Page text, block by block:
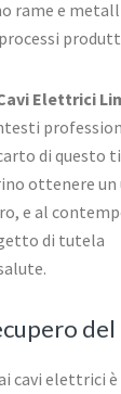
rame e
Elettrici
di questo
ottenere
e al
di tutela
del
cavi elettrici è